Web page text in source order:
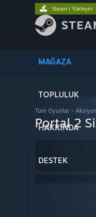
MAĞAZA
TOPLULUK
HAKKINDA
DESTEK
Steam'i Yükleyin
Tüm Oyunlar >
Portal 2